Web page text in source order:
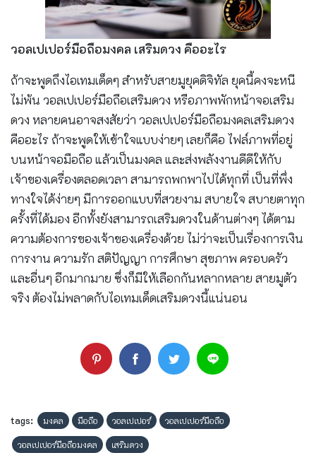
วอลเปเปอร์มือถือมงคล เสริมดวง คืออะไร
ถ้าจะพูดถึงไอเทมเด็ดๆ สำหรับสายมูยุคดิจิทัล ยุคนี้คงจะหนี
ไม่พ้น วอลเปเปอร์มือถือเสริมดวง หรือภาพพักหน้าจอเสริม
ดวง หลายคนอาจสงสัยว่า วอลเปเปอร์มือถือมงคลเสริมดวง
คืออะไร ถ้าจะพูดให้เข้าใจแบบง่ายๆ เลยก็คือ ไฟล์ภาพที่อยู่
บนหน้าจอมือถือ แล้วเป็นมงคล และส่งพลังงานดีดีให้กับ
เจ้าของเครื่องตลอดเวลา สามารถพกพาไปได้ทุกที่ เป็นที่พึ่ง
ทางใจได้ง่ายๆ มีการออกแบบที่สวยงาม สบายใจ สบายตาทุก
ครั้งที่ได้มอง อีกทั้งยังสามารถเสริมดวงในด้านต่างๆ ได้ตาม
ความต้องการของเจ้าของเครื่องด้วย ไม่ว่าจะเป็นเรื่องการเงิน
การงาน ความรัก สติปัญญา การศึกษา สุขภาพ ครอบครัว
และอื่นๆ อีกมากมาย ซึ่งก็มีให้เลือกกันหลากหลาย สายมูตัว
จริง ต้องไม่พลาดกับไอเทมเด็ดเสริมดวงนี้แน่นอน
tags: มงคล มือถือ วอลเปเปอร์ วอลเปเปอร์มือถือ
วอลเปเปอร์มือถือมงคล เสริมดวง